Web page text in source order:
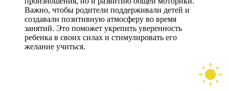
Важно, чтобы родители поддерживали детей и
создавали позитивную атмосферу во время
занятий. Это поможет укрепить уверенность
ребенка в своих силах и стимулировать его
желание учиться.